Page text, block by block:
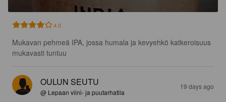
4.0
Mukavan pehmeä IPA, jossa humala ja kevyehkö katkeroisuus
mukavasti tuntuu
OULUN SEUTU
@ Lepaan viini- ja puutarhatila
19 days ago